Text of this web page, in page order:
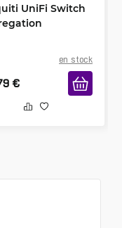
UniFi Switch
en stock
€